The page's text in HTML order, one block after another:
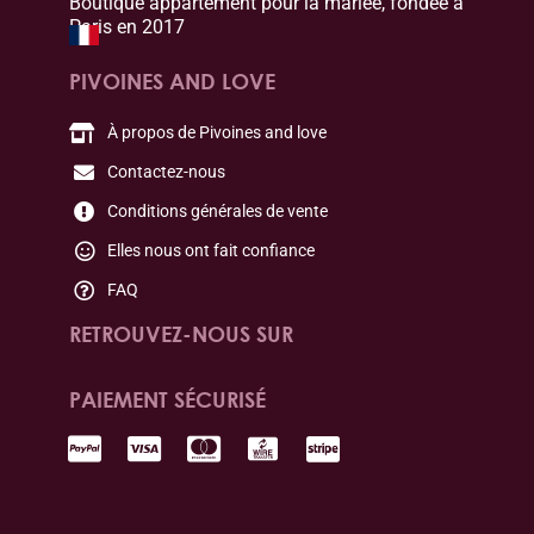
Paris en 2017
PIVOINES AND LOVE
À propos de Pivoines and love
Contactez-nous
Conditions générales de vente
Elles nous ont fait confiance
FAQ
RETROUVEZ-NOUS SUR
PAIEMENT SÉCURISÉ